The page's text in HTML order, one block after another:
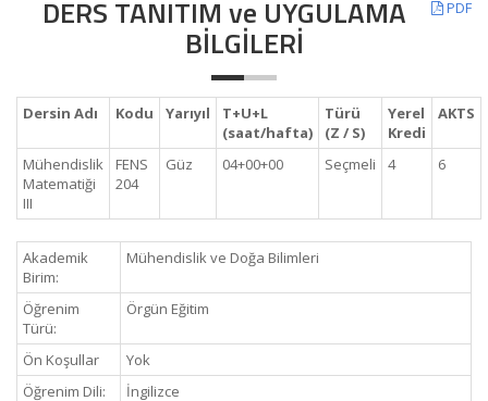
PDF
DERS TANITIM ve UYGULAMA
BİLGİLERİ
Dersin Adı Kodu Yarıyıl
T+U+L
(saat/hafta)
Türü
(Z / S)
Yerel
Kredi
AKTS
Mühendislik
Matematiği
III
FENS
204
Güz 04+00+00 Seçmeli 4 6
Akademik
Birim:
Mühendislik ve Doğa Bilimleri
Öğrenim
Türü:
Örgün Eğitim
Ön Koşullar
Yok
Öğrenim Dili:
İngilizce